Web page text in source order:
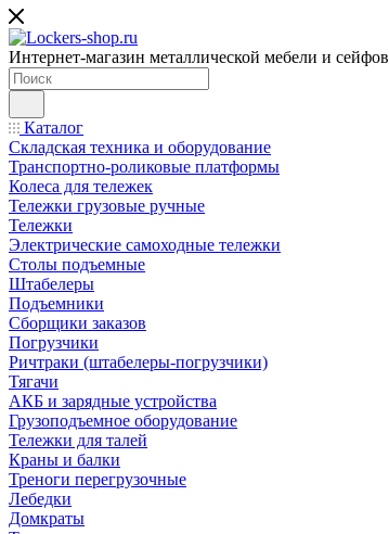
Интернет-магазин металлической мебели и сейфов
Каталог
Складская техника и оборудование
Транспортно-роликовые платформы
Колеса для тележек
Тележки грузовые ручные
Тележки
Электрические самоходные тележки
Столы подъемные
Штабелеры
Подъемники
Сборщики заказов
Погрузчики
Ричтраки (штабелеры-погрузчики)
Тягачи
АКБ и зарядные устройства
Грузоподъемное оборудование
Тележки для талей
Краны и балки
Треноги перегрузочные
Лебедки
Домкраты